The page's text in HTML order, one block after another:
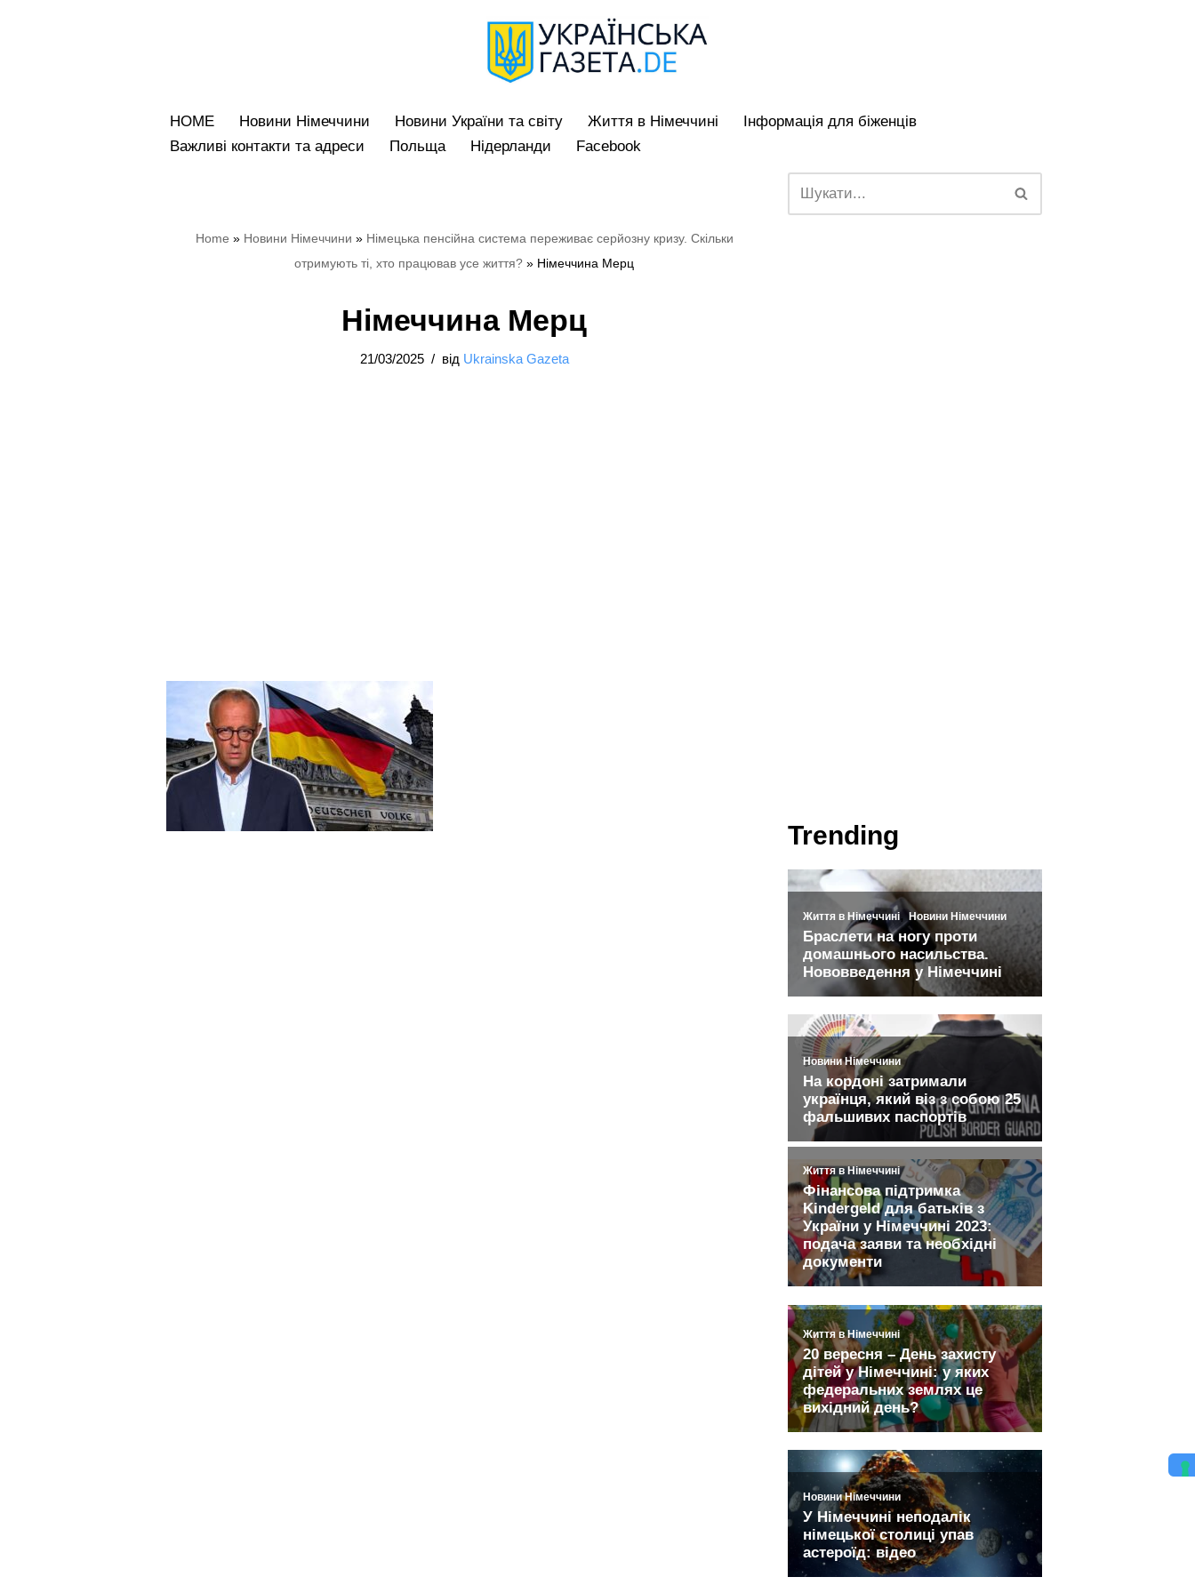
HOME
Новини Німеччини Hовини України та світу Життя в Німеччині
Iнформація для біженців
Bажливі контакти та адреси
Польща Нідерланди Facebook
Home » Новини Німеччини » Німецька пенсійна система переживає серйозну кризу. Скільки
отримують ті, хто працював усе життя? » Німеччина Мерц
Німеччина Мерц
21/03/2025 від Ukrainska Gazeta
Trending